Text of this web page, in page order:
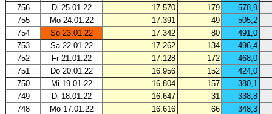
756
Di 25.01.22 17.570 179
578,9
755
Mo 24.01.22 17.391 49
505,2
754
So 23.01.22 17.342 80
491,0
753
Sa 22.01.22 17.262 134
496,4
752
Fr 21.01.22 17.128 172
468,0
751
Do 20.01.22 16.956 152
424,0
750
Mi 19.01.22 16.804 157
380,1
749
Di 18.01.22 16.647 31
338,8
748
Mo 17.01.22 16.616 66
348,3